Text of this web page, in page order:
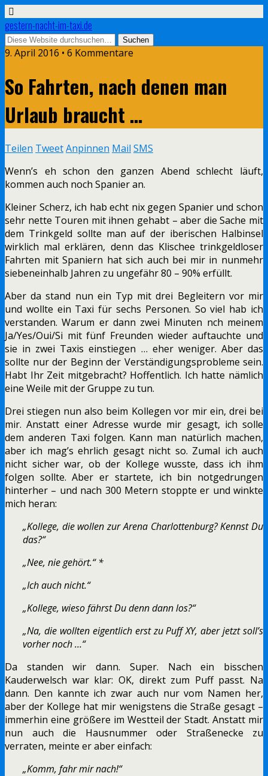
gestern-nacht-im-taxi.de
9. April 2016 • 6 Kommentare
So Fahrten, nach denen man
Urlaub braucht …
Teilen TweetAnpinnen Mail SMS
Wenn’s eh schon den ganzen Abend schlecht läuft,
kommen auch noch Spanier an.
Kleiner Scherz, ich hab echt nix gegen Spanier und schon
sehr nette Touren mit ihnen gehabt – aber die Sache mit
dem Trinkgeld sollte man auf der iberischen Halbinsel
wirklich mal erklären, denn das Klischee trinkgeldloser
Fahrten mit Spaniern hat sich auch bei mir in nunmehr
siebeneinhalb Jahren zu ungefähr 80 – 90% erfüllt.
Aber da stand nun ein Typ mit drei Begleitern vor mir
und wollte ein Taxi für sechs Personen. So viel hab ich
verstanden. Warum er dann zwei Minuten nch meinem
Ja/Yes/Oui/Si mit fünf Freunden wieder auftauchte und
sie in zwei Taxis einstiegen … eher weniger. Aber das
sollte nur der Beginn der Verständigungsprobleme sein.
Habt Ihr Zeit mitgebracht? Hoffentlich. Ich hatte nämlich
eine Weile mit der Gruppe zu tun.
Drei stiegen nun also beim Kollegen vor mir ein, drei bei
mir. Anstatt einer Adresse wurde mir gesagt, ich solle
dem anderen Taxi folgen. Kann man natürlich machen,
aber ich mag’s ehrlich gesagt nicht so. Zumal ich auch
nicht sicher war, ob der Kollege wusste, dass ich ihm
folgen sollte. Aber er startete, ich bin notgedrungen
hinterher – und nach 300 Metern stoppte er und winkte
mich heran:
„Kollege, die wollen zur Arena Charlottenburg? Kennst Du
das?“
„Nee, nie gehört.“ *
„Ich auch nicht.“
„Kollege, wieso fährst Du denn dann los?“
„Na, die wollten eigentlich erst zu Puff XY, aber jetzt soll’s
vorher noch …“
Da standen wir dann. Super. Nach ein bisschen
Kauderwelsch war klar: OK, direkt zum Puff passt. Na
dann. Den kannte ich zwar auch nur vom Namen her,
aber der Kollege hat mir wenigstens die Straße gesagt –
immerhin eine größere im Westteil der Stadt. Anstatt mir
nun auch die Hausnummer oder Straßenecke zu
verraten, meinte er aber einfach:
„Komm, fahr mir nach!“